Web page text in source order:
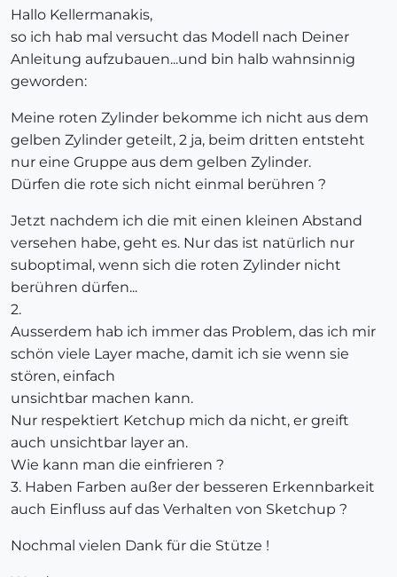
Hallo Kellermanakis,
so ich hab mal versucht das Modell nach Deiner
Anleitung aufzubauen...und bin halb wahnsinnig
geworden:
Meine roten Zylinder bekomme ich nicht aus dem
gelben Zylinder geteilt, 2 ja, beim dritten entsteht
nur eine Gruppe aus dem gelben Zylinder.
Dürfen die rote sich nicht einmal berühren ?
Jetzt nachdem ich die mit einen kleinen Abstand
versehen habe, geht es. Nur das ist natürlich nur
suboptimal, wenn sich die roten Zylinder nicht
berühren dürfen...
2.
Ausserdem hab ich immer das Problem, das ich mir
schön viele Layer mache, damit ich sie wenn sie
stören, einfach
unsichtbar machen kann.
Nur respektiert Ketchup mich da nicht, er greift
auch unsichtbar layer an.
Wie kann man die einfrieren ?
3. Haben Farben außer der besseren Erkennbarkeit
auch Einfluss auf das Verhalten von Sketchup ?
Nochmal vielen Dank für die Stütze !